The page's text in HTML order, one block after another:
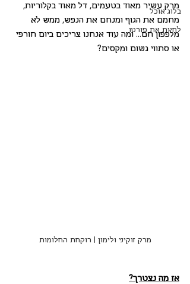
בלוג אוכל
לחיות את פורטו
מרק עשיר מאוד בטעמים, דל מאוד בקלוריות,
מחמם את הגוף ומנחם את הנפש, ממש לא
מלפפון חם... ומה עוד אנחנו צריכים ביום חורפי
או סתווי גשום ומקסים?
מרק זוקיני ולימון | רוקחת החלומות
אז מה נצטרך?